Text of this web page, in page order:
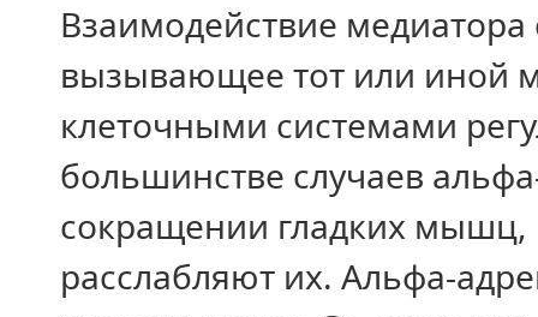
Взаимодействие
вызывающее тот или иной
клеточными системами
большинстве случаев
сокращении гладких мышц,
расслабляют их. Альфа-